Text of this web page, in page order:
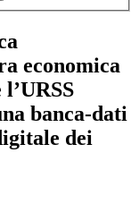
economica
banca-dati
dei